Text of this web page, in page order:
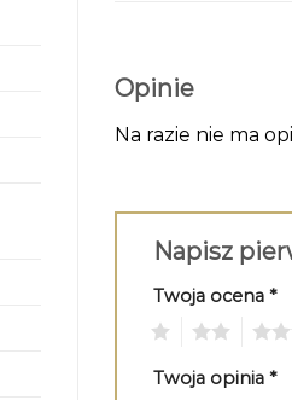
Opinie
Na razie nie ma
Napisz
Twoja ocena *
Twoja opinia *